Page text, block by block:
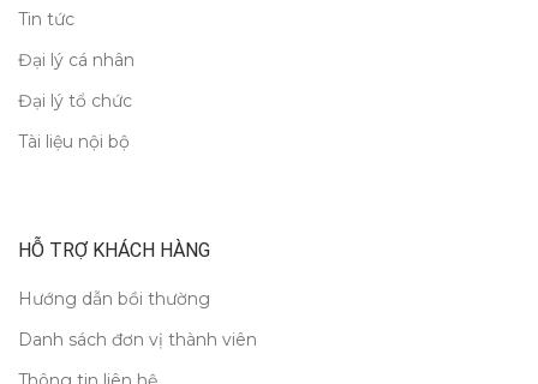
Tin tức
Đại lý cá nhân
Đại lý tổ chức
Tài liệu nội bộ
HỖ TRỢ KHÁCH HÀNG
Hướng dẫn bồi thường
Danh sách đơn vị thành viên